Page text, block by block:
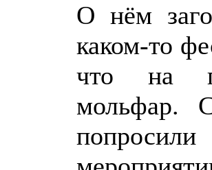
О нём
каком-то
что на
мольфар.